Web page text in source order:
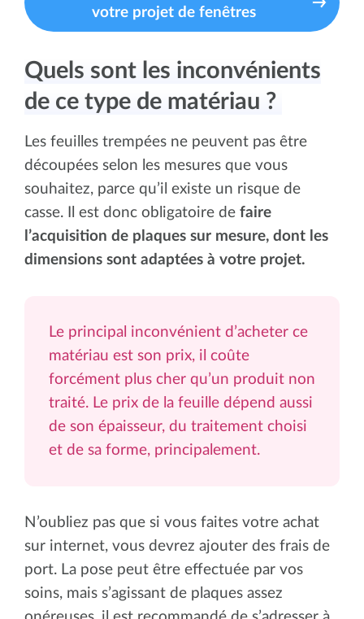
votre projet de fenêtres
Quels sont les inconvénients
de ce type de matériau ?
Les feuilles trempées ne peuvent pas être
découpées selon les mesures que vous
souhaitez, parce qu’il existe un risque de
casse. Il est donc obligatoire de faire
l’acquisition de plaques sur mesure, dont les
dimensions sont adaptées à votre projet.
Le principal inconvénient d’acheter ce
matériau est son prix, il coûte
forcément plus cher qu’un produit non
traité. Le prix de la feuille dépend aussi
de son épaisseur, du traitement choisi
et de sa forme, principalement.
N’oubliez pas que si vous faites votre achat
sur internet, vous devrez ajouter des frais de
port. La pose peut être effectuée par vos
soins, mais s’agissant de plaques assez